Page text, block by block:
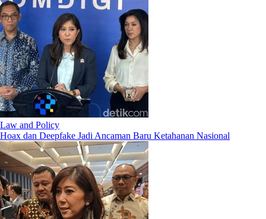
Law and Policy
Hoax dan Deepfake Jadi Ancaman Baru Ketahanan Nasional